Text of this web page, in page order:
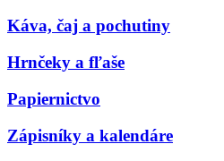
Káva, čaj a pochutiny
Hrnčeky a fľaše
Papiernictvo
Zápisníky a kalendáre